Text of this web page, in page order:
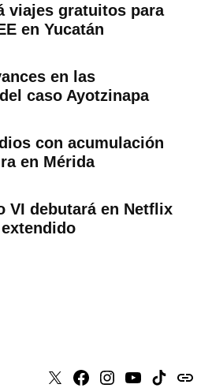
viajes gratuitos para
en Yucatán
en las
caso Ayotzinapa
con acumulación
en Mérida
VI debutará en Netflix
X Faceboook
Instagram
YoutubeTiktokissuu